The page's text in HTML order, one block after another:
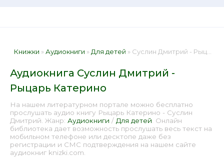
Книжки »Аудиокниги » Для детей » Суслин Дмитрий - Рыцарь Катерино 📕 - Книга онлайн бесплатно
Аудиокнига Суслин Дмитрий -
Рыцарь Катерино
На нашем литературном портале можно бесплатно
прослушать аудио книгу Рыцарь Катерино - Суслин
Дмитрий. Жанр: Аудиокниги / Для детей . Онлайн
библиотека дает возможность прослушать весь текст на
мобильном телефоне или десктопе даже без
регистрации и СМС подтверждения на нашем сайте
аудиокниг knizki.com.